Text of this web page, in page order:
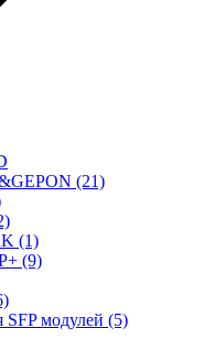
(21)
(1)
(9)
модулей (5)